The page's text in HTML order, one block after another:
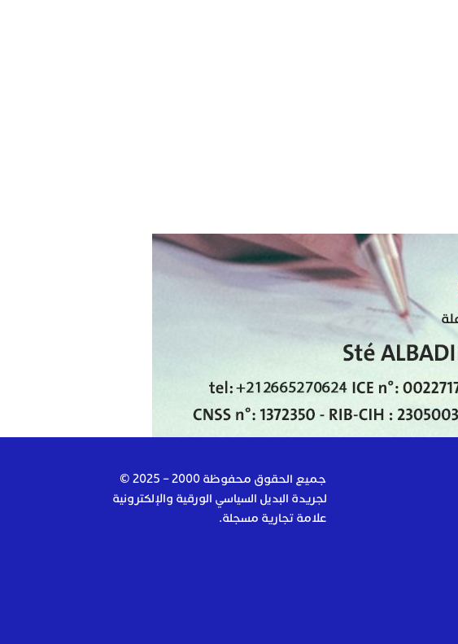
جميع الحقوق محفوظة 2000 – 2025 ©
لجريدة البديل السياسي الورقية والإلكترونية
علامة تجارية مسجلة.